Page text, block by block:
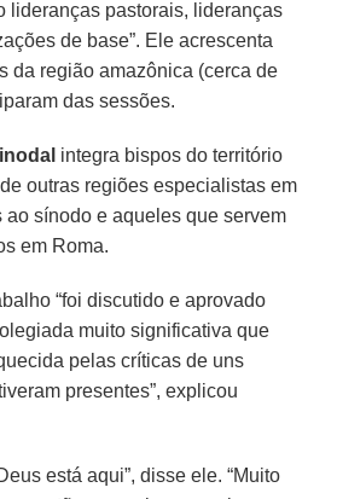
lideranças pastorais, lideranças
de base”. Ele acrescenta
da região amazônica (cerca de
das sessões.
integra bispos do território
outras regiões especialistas em
ao sínodo e aqueles que servem
em Roma.
“foi discutido e aprovado
muito significativa que
pelas críticas de uns
presentes”, explicou
está aqui”, disse ele. “Muito